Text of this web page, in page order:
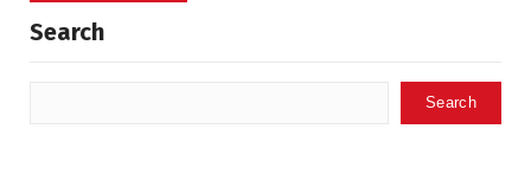
Search
Search